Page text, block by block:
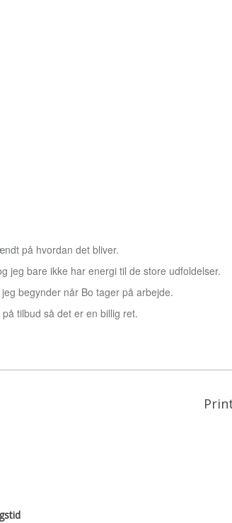
på hvordan det bliver.
jeg bare ikke har energi til de store udfoldelser.
begynder når Bo tager på arbejde.
tilbud så det er en billig ret.